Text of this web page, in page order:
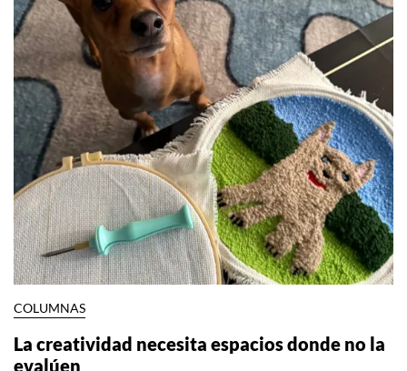
COLUMNAS
La creatividad necesita espacios donde no la
evalúen